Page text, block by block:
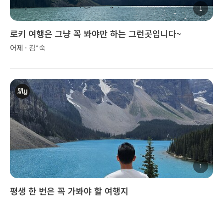
1
로키 여행은 그냥 꼭 봐야만 하는 그런곳입니다~
어제 · 김*숙
1
평생 한 번은 꼭 가봐야 할 여행지